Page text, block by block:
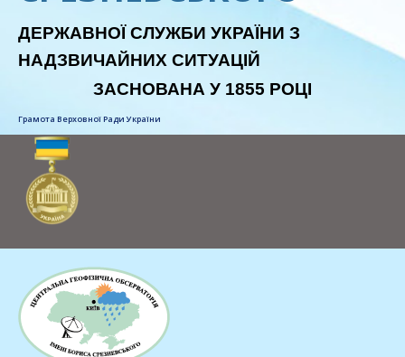
ДЕРЖАВНОЇ СЛУЖБИ УКРАЇНИ З
НАДЗВИЧАЙНИХ СИТУАЦІЙ
ЗАСНОВАНА У 1855 РОЦІ
Грамота Верховної Ради України